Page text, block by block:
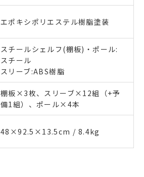
エポキシポリエステル樹脂塗装
スチールシェルフ(棚板)・ポール:
スチール
スリーブ:ABS樹脂
棚板×3枚、スリーブ×12組（+予
備1組）、ポール×4本
48×92.5×13.5cm / 8.4kg